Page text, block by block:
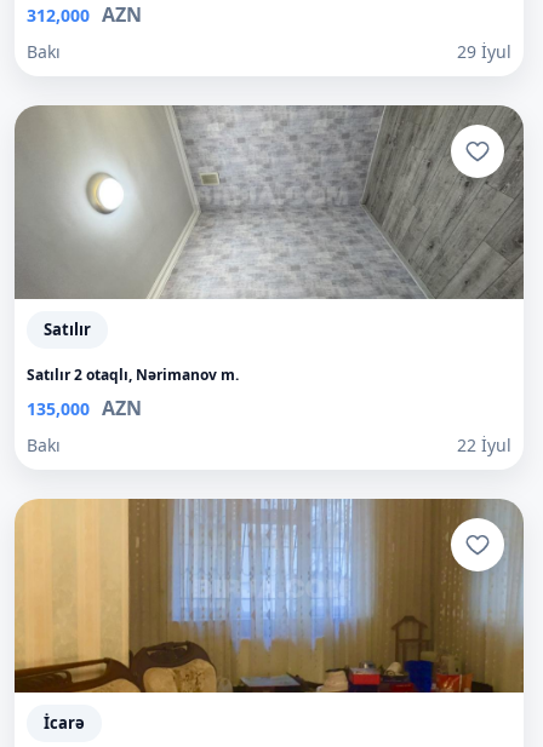
312,000 AZN
Bakı 29 İyul
Satılır
Satılır 2 otaqlı, Nərimanov m.
135,000 AZN
Bakı 22 İyul
İcarə